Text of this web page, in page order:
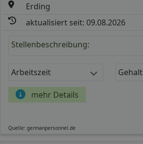
Erding
aktualisiert seit: 09.08.2026
Stellenbeschreibung:
Arbeitszeit Gehalt
mehr Details
Quelle: germanpersonnel.de